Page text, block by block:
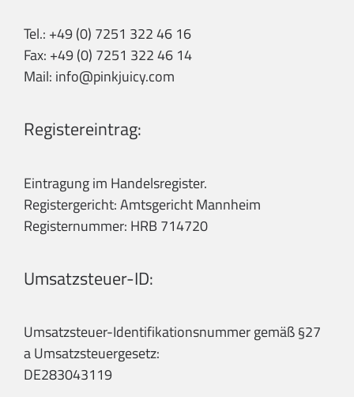
Tel.: +49 (0) 7251 322 46 16
Fax: +49 (0) 7251 322 46 14
Mail: info@pinkjuicy.com
Registereintrag:
Eintragung im Handelsregister.
Registergericht: Amtsgericht Mannheim
Registernummer: HRB 714720
Umsatzsteuer-ID:
Umsatzsteuer-Identifikationsnummer gemäß §27
a Umsatzsteuergesetz:
DE283043119